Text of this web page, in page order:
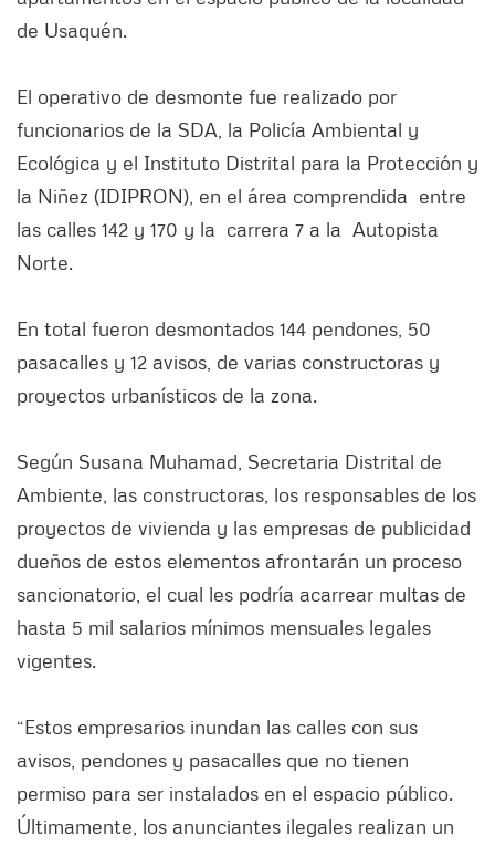
de Usaquén.
El operativo de desmonte fue realizado por
funcionarios de la SDA, la Policía Ambiental y
Ecológica y el Instituto Distrital para la Protección y
la Niñez (IDIPRON), en el área comprendida entre
las calles 142 y 170 y la carrera 7 a la Autopista
Norte.
En total fueron desmontados 144 pendones, 50
pasacalles y 12 avisos, de varias constructoras y
proyectos urbanísticos de la zona.
Según Susana Muhamad, Secretaria Distrital de
Ambiente, las constructoras, los responsables de los
proyectos de vivienda y las empresas de publicidad
dueños de estos elementos afrontarán un proceso
sancionatorio, el cual les podría acarrear multas de
hasta 5 mil salarios mínimos mensuales legales
vigentes.
“Estos empresarios inundan las calles con sus
avisos, pendones y pasacalles que no tienen
permiso para ser instalados en el espacio público.
Últimamente, los anunciantes ilegales realizan un